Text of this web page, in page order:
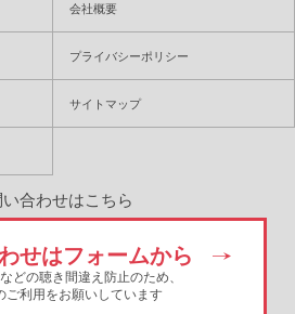
会社概要
プライバシーポリシー
サイトマップ
い合わせはこちら
せはフォームから
どの聴き間違え防止のため、
ご利用をお願いしています